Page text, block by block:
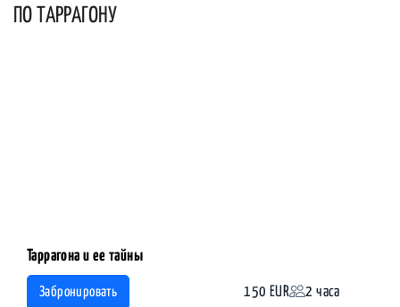
ПО ТАРРАГОНУ
Таррагона и ее тайны
Забронировать 150 EUR 2 часа